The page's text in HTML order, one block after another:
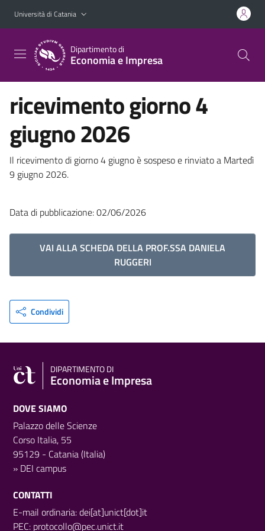
Vai al contenuto principale
Vai al menu di navigazione
Università di Catania
Dipartimento di
Economia e Impresa
ricevimento giorno 4
giugno 2026
Il ricevimento di giorno 4 giugno è sospeso e rinviato a Martedì
9 giugno 2026.
Data di pubblicazione: 02/06/2026
VAI ALLA SCHEDA DELLA PROF.SSA DANIELA
RUGGERI
Condividi
DIPARTIMENTO DI
Economia e Impresa
DOVE SIAMO
Palazzo delle Scienze
Corso Italia, 55
95129 - Catania (Italia)
» DEI campus
CONTATTI
E-mail ordinaria: dei[at]unict[dot]it
PEC: protocollo@pec.unict.it